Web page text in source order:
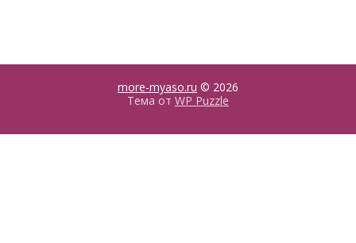
more-myaso.ru © 2026
Тема от WP Puzzle